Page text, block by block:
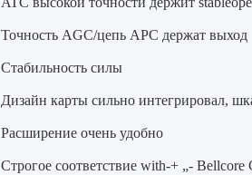
Точность AGC/цепь APC держат выход
Стабильность силы
Дизайн карты сильно интегрировал,
Расширение очень удобно
Строгое соответствие with-+ „-